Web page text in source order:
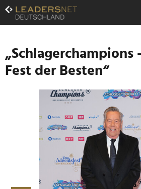
Zum
Inhalt
Zur
Navigation
Zur
Hauptnavigation
„Schlagerchampions
Fest der Besten“